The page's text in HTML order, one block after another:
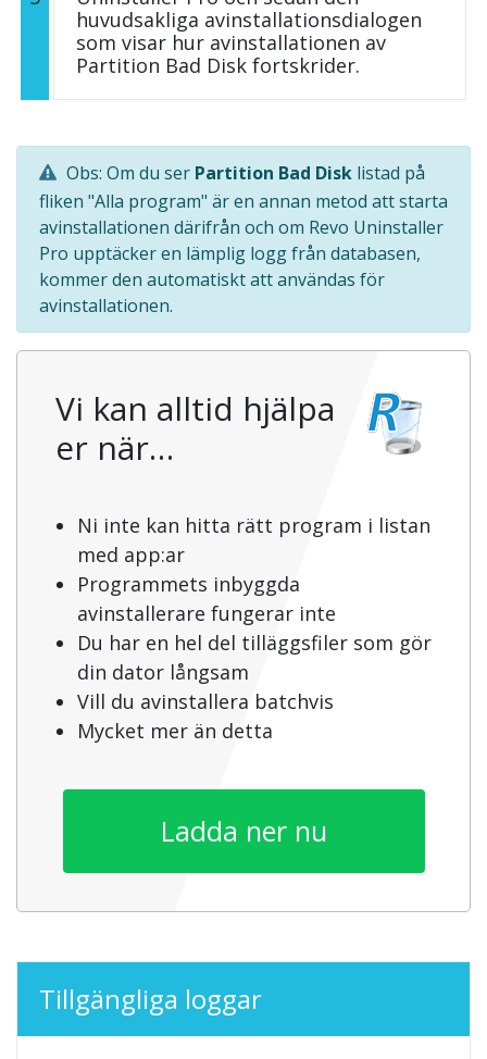
huvudsakliga avinstallationsdialogen
som visar hur avinstallationen av
Partition Bad Disk fortskrider.
Obs: Om du ser Partition Bad Disk listad på
fliken "Alla program" är en annan metod att starta
avinstallationen därifrån och om Revo Uninstaller
Pro upptäcker en lämplig logg från databasen,
kommer den automatiskt att användas för
avinstallationen.
Vi kan alltid hjälpa
er när…
Ni inte kan hitta rätt program i listan
med app:ar
Programmets inbyggda
avinstallerare fungerar inte
Du har en hel del tilläggsfiler som gör
din dator långsam
Vill du avinstallera batchvis
Mycket mer än detta
Ladda ner nu
Tillgängliga loggar